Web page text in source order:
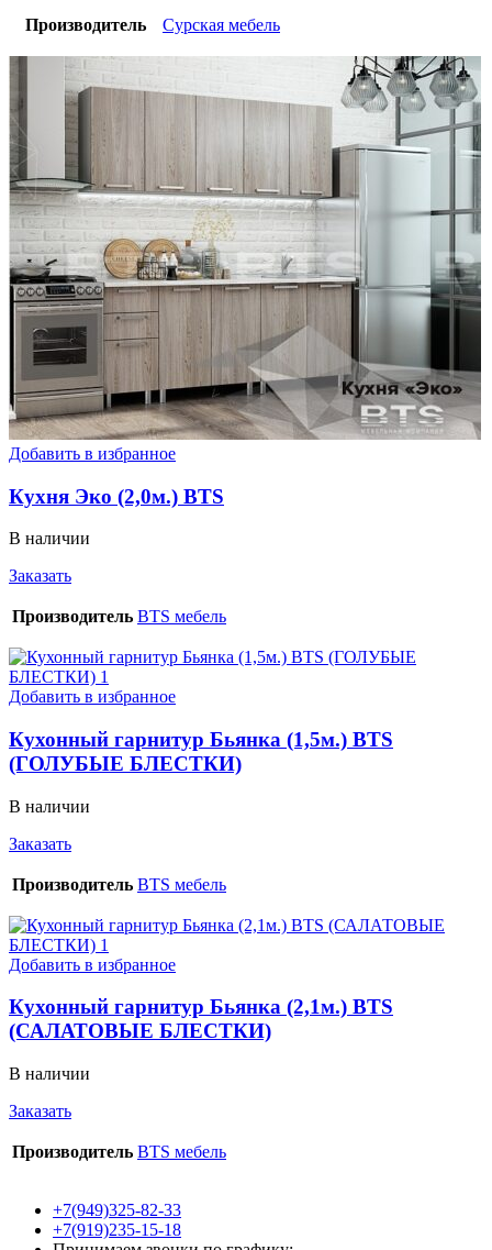
Производитель Сурская мебель
Добавить в избранное
Кухня Эко (2,0м.) BTS
В наличии
Заказать
Производитель BTS мебель
Добавить в избранное
Кухонный гарнитур Бьянка (1,5м.) BTS
(ГОЛУБЫЕ БЛЕСТКИ)
В наличии
Заказать
Производитель BTS мебель
Добавить в избранное
Кухонный гарнитур Бьянка (2,1м.) BTS
(САЛАТОВЫЕ БЛЕСТКИ)
В наличии
Заказать
Производитель BTS мебель
+7(949)325-82-33
+7(919)235-15-18